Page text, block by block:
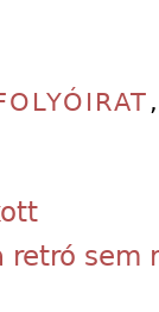
retró sem